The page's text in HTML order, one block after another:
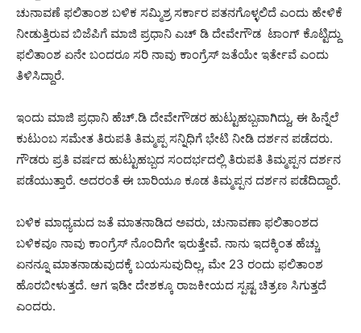
ಚುನಾವಣೆ ಫಲಿತಾಂಶ ಬಳಿಕ ಸಮ್ಮಿಶ್ರ ಸರ್ಕಾರ ಪತನಗೊಳ್ಳಲಿದೆ ಎಂದು ಹೇಳಿಕೆ
ನೀಡುತ್ತಿರುವ ಬಿಜೆಪಿಗೆ ಮಾಜಿ ಪ್ರಧಾನಿ ಎಚ್ ಡಿ ದೇವೇಗೌಡ ಟಾಂಗ್ ಕೊಟ್ಟಿದ್ದು
ಫಲಿತಾಂಶ ಏನೇ ಬಂದರೂ ಸರಿ ನಾವು ಕಾಂಗ್ರೆಸ್ ಜತೆಯೇ ಇರ್ತೇವೆ ಎಂದು
ತಿಳಿಸಿದ್ದಾರೆ.
ಇಂದು ಮಾಜಿ ಪ್ರಧಾನಿ ಹೆಚ್.ಡಿ ದೇವೇಗೌಡರ ಹುಟ್ಟುಹಬ್ಬವಾಗಿದ್ದು, ಈ ಹಿನ್ನೆಲೆ
ಕುಟುಂಬ ಸಮೇತ ತಿರುಪತಿ ತಿಮ್ಮಪ್ಪ ಸನ್ನಿಧಿಗೆ ಭೇಟಿ ನೀಡಿ ದರ್ಶನ ಪಡೆದರು.
ಗೌಡರು ಪ್ರತಿ ವರ್ಷದ ಹುಟ್ಟುಹಬ್ಬದ ಸಂದರ್ಭದಲ್ಲಿ ತಿರುಪತಿ ತಿಮ್ಮಪ್ಪನ ದರ್ಶನ
ಪಡೆಯುತ್ತಾರೆ. ಅದರಂತೆ ಈ ಬಾರಿಯೂ ಕೂಡ ತಿಮ್ಮಪ್ಪನ ದರ್ಶನ ಪಡೆದಿದ್ದಾರೆ.
ಬಳಿಕ ಮಾಧ್ಯಮದ ಜತೆ ಮಾತನಾಡಿದ ಅವರು, ಚುನಾವಣಾ ಫಲಿತಾಂಶದ
ಬಳಿಕವೂ ನಾವು ಕಾಂಗ್ರೆಸ್ ನೊಂದಿಗೇ ಇರುತ್ತೇವೆ. ನಾನು ಇದಕ್ಕಿಂತ ಹೆಚ್ಚು
ಏನನ್ನೂ ಮಾತನಾಡುವುದಕ್ಕೆ ಬಯಸುವುದಿಲ್ಲ, ಮೇ 23 ರಂದು ಫಲಿತಾಂಶ
ಹೊರಬೀಳುತ್ತದೆ. ಆಗ ಇಡೀ ದೇಶಕ್ಕೂ ರಾಜಕೀಯದ ಸ್ಪಷ್ಟ ಚಿತ್ರಣ ಸಿಗುತ್ತದೆ
ಎಂದರು.